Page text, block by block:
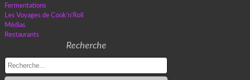
Fermentations
Les Voyages de Cook'n'Roll
Médias
Restaurants
Recherche